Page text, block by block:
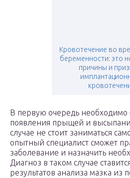
Кровотечение во
беременности: это
причины и
В первую очередь необходимо
появления прыщей и
случае не стоит заниматься
опытный специалист сможет
заболевание и назначить
Диагноз в таком случае
результатов анализа мазка из